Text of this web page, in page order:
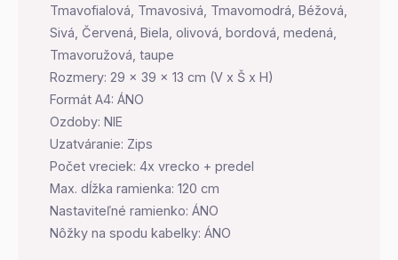
Tmavofialová, Tmavosivá, Tmavomodrá, Béžová,
Sivá, Červená, Biela, olivová, bordová, medená,
Tmavoružová, taupe
Rozmery: 29 x 39 x 13 cm (V x Š x H)
Formát A4: ÁNO
Ozdoby: NIE
Uzatváranie: Zips
Počet vreciek: 4x vrecko + predel
Max. dĺžka ramienka: 120 cm
Nastaviteľné ramienko: ÁNO
Nôžky na spodu kabelky: ÁNO